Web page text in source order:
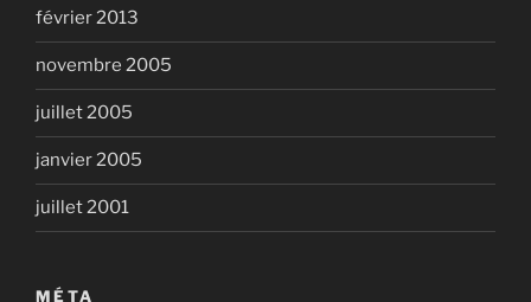
février 2013
novembre 2005
juillet 2005
janvier 2005
juillet 2001
MÉTA